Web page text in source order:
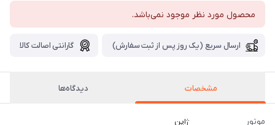
محصول مورد نظر موجود نمی‌باشد.
ارسال سریع (یک روز پس از ثبت سفارش) گارانتی اصالت کالا
مشخصات دیدگاه‌ها
موتور ژاپن